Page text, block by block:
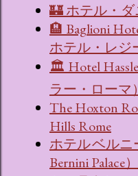
🏰 ホテル・ダ
🏨 Baglioni
ホテル・レジ
🏛 Hotel
ラー・ローマ）
The Hoxton
Hills Rome
ホテル ベル
Bernini Palace）